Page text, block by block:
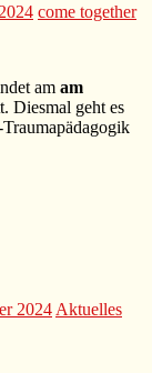
come together
am am
Diesmal geht es
2024 Aktuelles